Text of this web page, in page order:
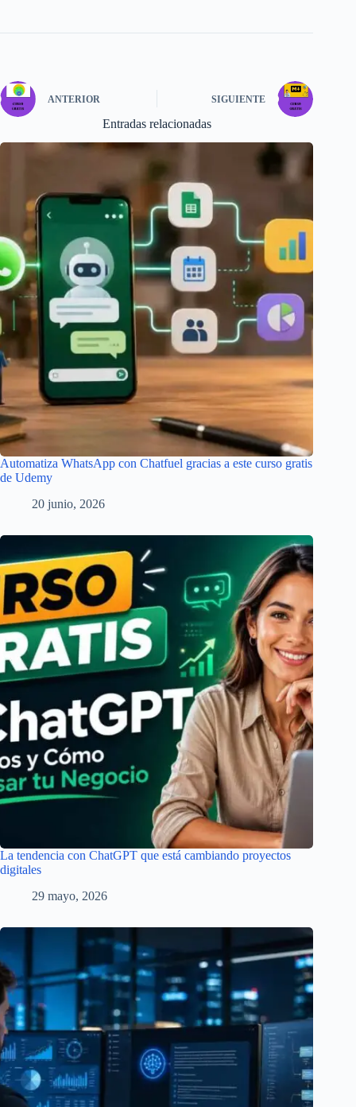
ANTERIOR SIGUIENTE
Entradas relacionadas
Automatiza WhatsApp con Chatfuel gracias a este curso gratis
de Udemy
20 junio, 2026
La tendencia con ChatGPT que está cambiando proyectos
digitales
29 mayo, 2026